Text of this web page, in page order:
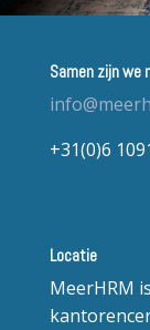
Samen zijn we
+31(0)6
Locatie
MeerHRM